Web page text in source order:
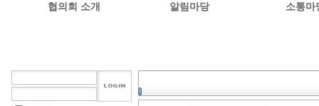
협의회 소개
설립목적 및 주요사업
알림마당
교육부 주요정책
소통마